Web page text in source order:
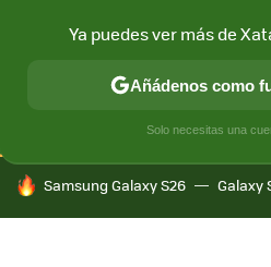
CONECTIVIDAD MÓVIL Y
HOY SE HABLA DE
Samsung Galaxy S26 Galaxy
Ya puedes ver más de
Añádenos como
Solo necesitas una